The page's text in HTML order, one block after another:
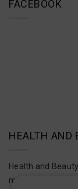
FACEBOOK
HEALTH AND
Health and
minőségű bőr-,